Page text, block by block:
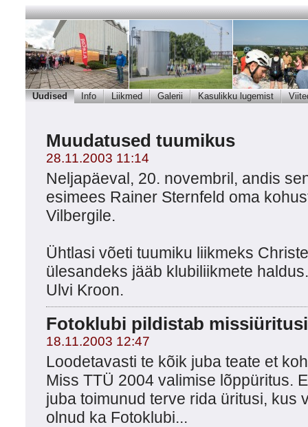
Uudised Info Liikmed Galerii Kasulikku lugemist
Muudatused tuumikus
28.11.2003 11:14
Neljapäeval, 20. novembril, andis
esimees Rainer Sternfeld oma
Vilbergile.
Ühtlasi võeti tuumiku liikmeks
ülesandeks jääb klubiliikmete
Ulvi Kroon.
Fotoklubi pildistab missiüritusi
18.11.2003 12:47
Loodetavasti te kõik juba teate et
Miss TTÜ 2004 valimise lõppüritus.
juba toimunud terve rida üritusi, kus
olnud ka Fotoklubi...